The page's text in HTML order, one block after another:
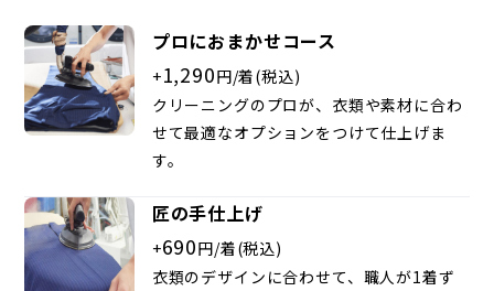
プロにおまかせコース
+1,290円/着(税込)
クリーニングのプロが、衣類や素材に合わ
せて最適なオプションをつけて仕上げま
す。
匠の手仕上げ
+690円/着(税込)
衣類のデザインに合わせて、職人が1着ず